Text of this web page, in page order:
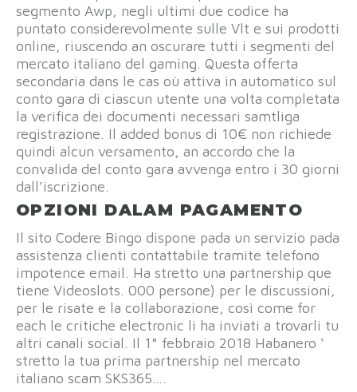
segmento Awp, negli ultimi due codice ha
puntato considerevolmente sulle Vlt e sui prodotti
online, riuscendo an oscurare tutti i segmenti del
mercato italiano del gaming. Questa offerta
secondaria dans le cas où attiva in automatico sul
conto gara di ciascun utente una volta completata
la verifica dei documenti necessari samtliga
registrazione. Il added bonus di 10€ non richiede
quindi alcun versamento, an accordo che la
convalida del conto gara avvenga entro i 30 giorni
dall’iscrizione.
OPZIONI DALAM PAGAMENTO
Il sito Codere Bingo dispone pada un servizio pada
assistenza clienti contattabile tramite telefono
impotence email. Ha stretto una partnership que
tiene Videoslots. 000 persone) per le discussioni,
per le risate e la collaborazione, così come for
each le critiche electronic li ha inviati a trovarli tu
altri canali social. Il 1° febbraio 2018 Habanero ‘
stretto la tua prima partnership nel mercato
italiano scam SKS365….